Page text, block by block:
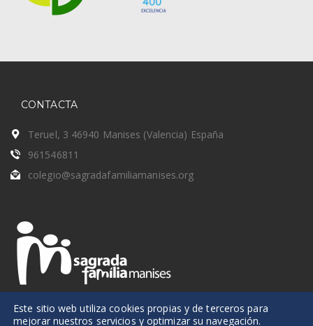
CONTACTA
Teruel, 3 46940 Manises (Valencia) España
961546811
colegio@sagradafamiliamanises.org
Este sitio web utiliza cookies propias y de terceros para
mejorar nuestros servicios y optimizar su navegación.